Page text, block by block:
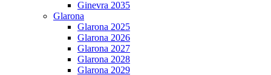
Ginevra 2035
Glarona
Glarona 2025
Glarona 2026
Glarona 2027
Glarona 2028
Glarona 2029